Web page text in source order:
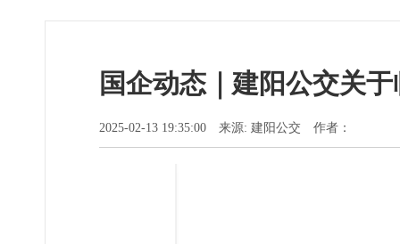
国企动态｜建阳公交关
2025-02-13 19:35:00 来源: 建阳公交 作者：